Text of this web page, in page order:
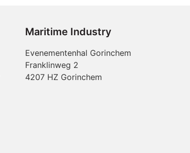
Maritime Industry
Evenementenhal Gorinchem
Franklinweg 2
4207 HZ Gorinchem